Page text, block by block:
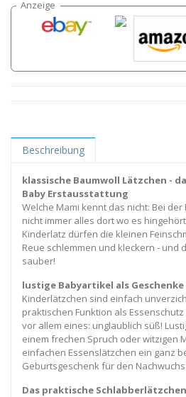
Beschreibung
klassische Baumwoll Lätzchen -
Baby Erstausstattung
Welche Mami kennt das nicht: Bei
nicht immer alles dort wo es
Kinderlatz dürfen die kleinen
Reue schlemmen und kleckern - und
sauber!
lustige Babyartikel als
Kinderlätzchen sind einfach
praktischen Funktion als
vor allem eines: unglaublich süß!
einem frechen Spruch oder witzigen
einfachen Essenslätzchen ein ganz
Geburtsgeschenk für den
Das praktische